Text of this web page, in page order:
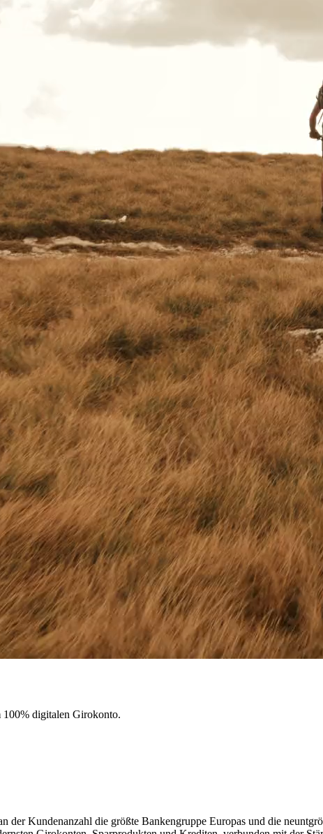
100% digitalen Girokonto.
der Kundenanzahl die größte Bankengruppe Europas und die